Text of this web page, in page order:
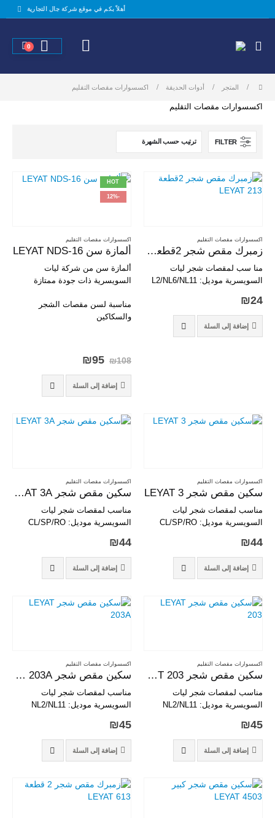
أهلاً بكم في موقع شركة جال التجارية
0
المتجر أدوات الحديقة اكسسوارات مقصات التقليم
اكسسوارات مقصات التقليم
FILTER
اكسسوارات مقصات التقليم
زمبرك مقص شجر 2قطعة LEYAT 213
منا سب لمقصات شجر ليات
السويسرية موديل: L2/NL6/NL11
₪24
إضافة إلى السلة
HOT
-12%
اكسسوارات مقصات التقليم
ألمازة سن LEYAT NDS-16
ألمازة سن من شركة ليات
السويسرية ذات جودة ممتازة
مناسبة لسن مقصات الشجر
والسكاكين
₪108
السعر
هو:
₪108.
₪95
هو:
إضافة إلى السلة
اكسسوارات مقصات التقليم
سكين مقص شجر LEYAT 3
مناسب لمقصات شجر ليات
السويسرية موديل: CL/SP/RO
₪44
إضافة إلى السلة
اكسسوارات مقصات التقليم
سكين مقص شجر LEYAT 3A
مناسب لمقصات شجر ليات
السويسرية موديل: CL/SP/RO
₪44
إضافة إلى السلة
اكسسوارات مقصات التقليم
سكين مقص شجر LEYAT 203
مناسب لمقصات شجر ليات
السويسرية موديل: NL2/NL11
₪45
إضافة إلى السلة
اكسسوارات مقصات التقليم
سكين مقص شجر LEYAT 203A
مناسب لمقصات شجر ليات
السويسرية موديل: NL2/NL11
₪45
إضافة إلى السلة